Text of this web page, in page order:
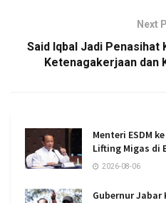
Next
Said Iqbal Jadi Penasihat
Ketenagakerjaan dan
Menteri ESDM
Lifting Migas di
2026-08-06
Gubernur Jabar